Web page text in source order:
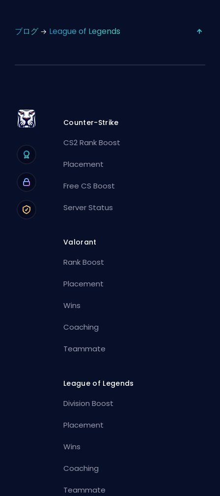
ブログ League of Legends
Counter-Strike
CS2 Rank Boost
Placement
Free CS Boost
Server Status
Valorant
Rank Boost
Placement
Wins
Coaching
Teammate
League of Legends
Division Boost
Placement
Wins
Coaching
Teammate